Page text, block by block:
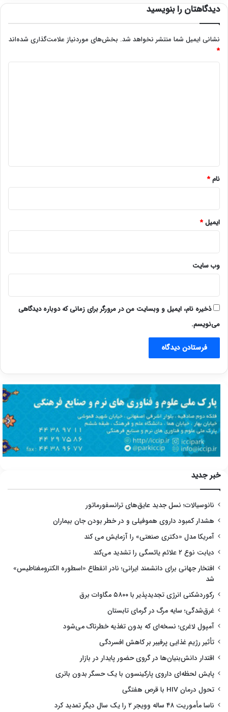
دیدگاهتان را بنویسید
نشانی ایمیل شما منتشر نخواهد شد. بخش‌های موردنیاز علامت‌گذاری شده‌اند
*
نام*
ایمیل*
وب‌ سایت
ذخیره نام، ایمیل و وبسایت من در مرورگر برای زمانی که دوباره دیدگاهی
می‌نویسم.
خبر جدید
نانوسیالات؛ نسل جدید عایق‌های ترانسفورماتور
هشدار کمبود داروی هموفیلی و در خطر بودن جان بیماران
آمریکا مدل «دکتری صنعتی» را آزمایش می کند
دیابت نوع ۲ علائم یائسگی را تشدید می‌کند
افتخار جهانی برای دانشمند ایرانی؛ نادر انقطاع «اسطوره الکترومغناطیس»
شد
رکوردشکنی انرژی تجدیدپذیر با ۵۸۰۰ مگاوات برق
غرق‌شدگی؛ سایه مرگ در گرمای تابستان
آمپول لاغری؛ نسخه‌ای که بدون تغذیه خطرناک می‌شود
تأثیر رژیم غذایی پرفیبر بر کاهش افسردگی
اقتدار دانش‌بنیان‌ها در گروی حضور پایدار در بازار
پایش لحظه‌ای داروی پارکینسون با یک حسگر بدون باتری
تحول درمان HIV با قرص هفتگی
ناسا مأموریت ۴۸ ساله وویجر ۲ را یک سال دیگر تمدید کرد